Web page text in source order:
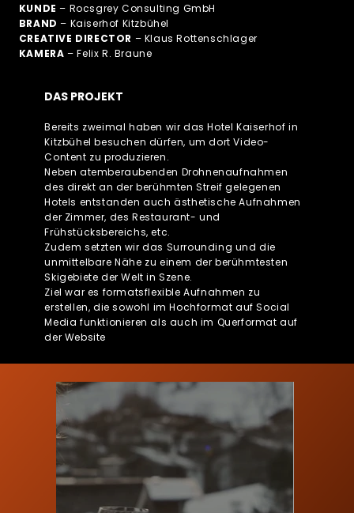
KUNDE – Rocsgrey Consulting GmbH
BRAND – Kaiserhof Kitzbühel
CREATIVE DIRECTOR – Klaus Rottenschlager
KAMERA – Felix R. Braune
DAS PROJEKT
Bereits zweimal haben wir das Hotel Kaiserhof in
Kitzbühel besuchen dürfen, um dort Video-
Content zu produzieren.
Neben atemberaubenden Drohnenaufnahmen
des direkt an der berühmten Streif gelegenen
Hotels entstanden auch ästhetische Aufnahmen
der Zimmer, des Restaurant- und
Frühstücksbereichs, etc.
Zudem setzten wir das Surrounding und die
unmittelbare Nähe zu einem der berühmtesten
Skigebiete der Welt in Szene.
Ziel war es formatsflexible Aufnahmen zu
erstellen, die sowohl im Hochformat auf Social
Media funktionieren als auch im Querformat auf
der Website